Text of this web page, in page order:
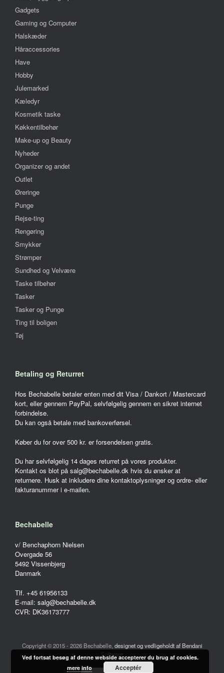
Gadgets
Gaming og Computer
Halskæder
Håraccessories
Have
Hobby
Julemarked
Kæledyr
Kosmetik taske
Køkkentilbehør
Make-up og Beauty
Nyheder
Organizer og andet
Outlet
Øreringe
Punge
Rejse-ting
Rengøring
Smykker
Strømper
Sundhed og Velvære
Taske tilbehør
Tasker
Tasker og Punge
Ting til boligen
Tøj
Betaling og Returret
Hos Bechabelle betaler enten med dit Visa / Dankort / Mastercard
kort, eller gennem PayPal, selvfølgelig gennem en sikret internet
forbindelse.
Du kan også betale med bankoverførsel.
Køber du for over 500 kr. er forsendelsen gratis.
Du har selvfølgelig 14 dages returret på vores produkter.
Kontakt os blot på salg@bechabelle.dk hvis du ønsker at
returnere. Husk at inkludere dine kontaktoplysninger og ordre- eller
fakturanummer i e-mailen.
Bechabelle
v/ Benchaphorn Nielsen
Overgade 56
5492 Vissenbjerg
Danmark
Tlf. +45 61956133
E-mail: salg@bechabelle.dk
CVR: DK36173777
Copyright © 2015 - 2026 Bechabelle, designet og vedligeholdt af Bendani
Software
Ved fortsat besøg af denne webside accepterer du brug af cookies.
mere info
Acceptér